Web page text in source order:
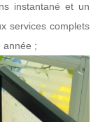
instantané et un
services complets
année ;